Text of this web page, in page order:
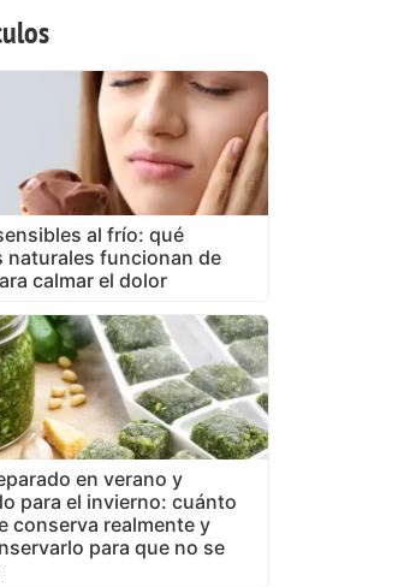
al frío: qué
naturales funcionan de
calmar el dolor
en verano y
para el invierno: cuánto
conserva realmente y
para que no se